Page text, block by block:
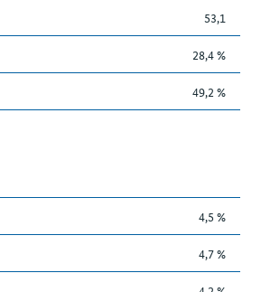
53,1
28,4 %
49,2 %
4,5 %
4,7 %